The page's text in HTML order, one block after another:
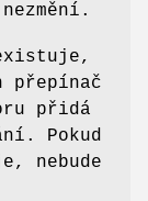
přepínač
přidá
Pokud
nebude